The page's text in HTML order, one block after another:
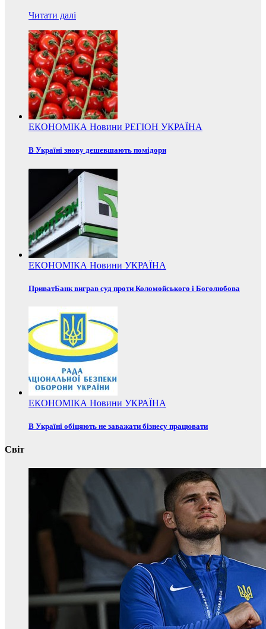
Читати далі
ЕКОНОМІКА Новини РЕГІОН УКРАЇНА
В Україні знову дешевшають помідори
ЕКОНОМІКА Новини УКРАЇНА
ПриватБанк виграв суд проти Коломойського і Боголюбова
ЕКОНОМІКА Новини УКРАЇНА
В Україні обіцяють не заважати бізнесу працювати
Світ